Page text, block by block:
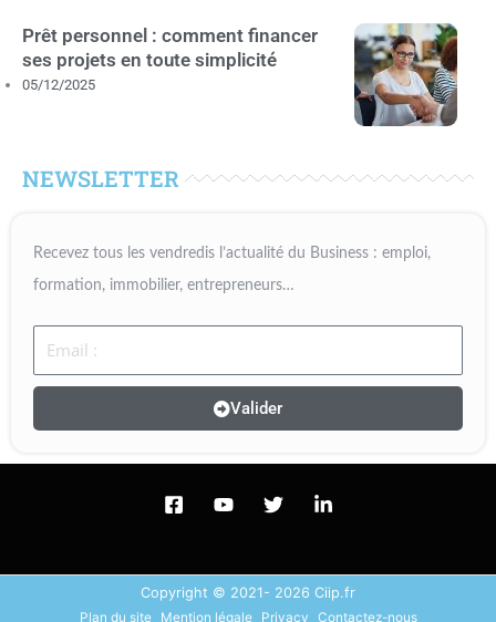
Prêt personnel : comment financer
ses projets en toute simplicité
05/12/2025
NEWSLETTER
Recevez tous les vendredis l’actualité du Business : emploi,
formation, immobilier, entrepreneurs…
Email
Valider
Copyright © 2021- 2026 Ciip.fr
Plan du site Mention légale Privacy Contactez-nous